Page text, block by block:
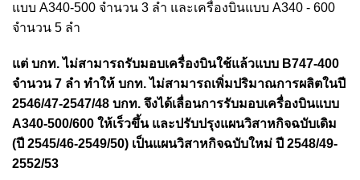
แบบ A340-500 จำนวน 3 ลำ และเครื่องบินแบบ A340 - 600
จำนวน 5 ลำ
แต่ บกท. ไม่สามารถรับมอบเครื่องบินใช้แล้วแบบ B747-400
จำนวน 7 ลำ ทำให้ บกท. ไม่สามารถเพิ่มปริมาณการผลิตในปี
2546/47-2547/48 บกท. จึงได้เลื่อนการรับมอบเครื่องบินแบบ
A340-500/600 ให้เร็วขึ้น และปรับปรุงแผนวิสาหกิจฉบับเดิม
(ปี 2545/46-2549/50) เป็นแผนวิสาหกิจฉบับใหม่ ปี 2548/49-
2552/53